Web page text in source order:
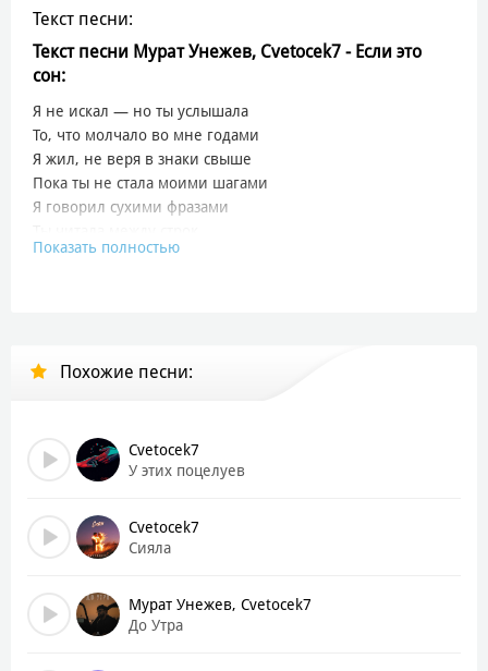
Текст песни:
Текст песни Мурат Унежев, Cvetocek7 - Если это
сон:
Я не искал — но ты услышала
То, что молчало во мне годами
Я жил, не веря в знаки свыше
Пока ты не стала моими шагами
Я говорил сухими фразами
Я был закрыт, как старый город
Наши клятвы не потеряй
Если это сон — не пробуждай
Пусть он длится, сколько возможно
И с любовью ты осторожно
Не обещал, но был рядом
Я знала: ты не идеальный
Но честный — это всё что мне надо
Показать полностью
Похожие песни:
Cvetocek7
У этих поцелуев
Cvetocek7
Сияла
Мурат Унежев, Cvetocek7
До Утра